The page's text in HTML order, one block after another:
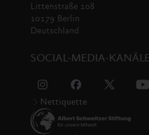
Littenstraße 108
10179 Berlin
Deutschland
SOCIAL-MEDIA-KANÄLE
Nettiquette